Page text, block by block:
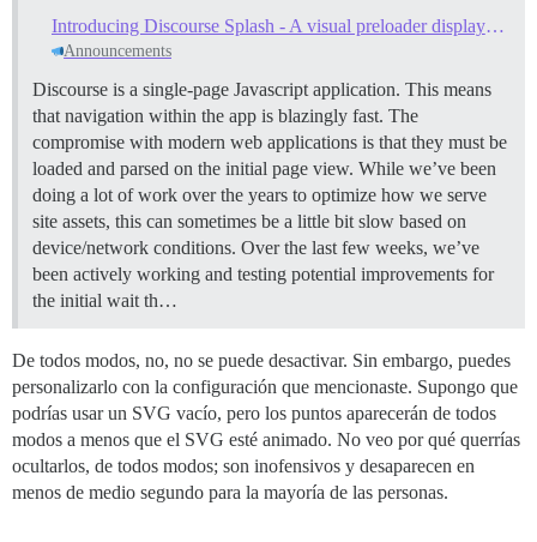
Introducing Discourse Splash - A visual preloader displayed while site assets load
Announcements
Discourse is a single-page Javascript application. This means
that navigation within the app is blazingly fast. The
compromise with modern web applications is that they must be
loaded and parsed on the initial page view. While we’ve been
doing a lot of work over the years to optimize how we serve
site assets, this can sometimes be a little bit slow based on
device/network conditions. Over the last few weeks, we’ve
been actively working and testing potential improvements for
the initial wait th…
De todos modos, no, no se puede desactivar. Sin embargo, puedes
personalizarlo con la configuración que mencionaste. Supongo que
podrías usar un SVG vacío, pero los puntos aparecerán de todos
modos a menos que el SVG esté animado. No veo por qué querrías
ocultarlos, de todos modos; son inofensivos y desaparecen en
menos de medio segundo para la mayoría de las personas.